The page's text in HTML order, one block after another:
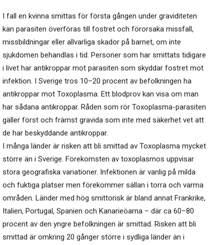
I fall en kvinna smittas för första gången under graviditeten
kan parasiten överföras till fostret och förorsaka missfall,
missbildningar eller allvarliga skador på barnet, om inte
sjukdomen behandlas i tid. Personer som har smittats tidigare
i livet har antikroppar mot parasiten som skyddar fostret mot
infektion. I Sverige tros 10–20 procent av befolkningen ha
antikroppar mot Toxoplasma. Ett blodprov kan visa om man
har sådana antikroppar. Råden som rör Toxoplasma-parasiten
gäller först och främst gravida som inte med säkerhet vet att
de har beskyddande antikroppar.
I många länder är risken att bli smittad av Toxoplasma mycket
större än i Sverige. Förekomsten av toxoplasmos uppvisar
stora geografiska variationer. Infektionen är vanlig på milda
och fuktiga platser men förekommer sällan i torra och varma
områden. Länder med hög smittorisk är bland annat Frankrike,
Italien, Portugal, Spanien och Kanarieöarna – där ca 60–80
procent av den yngre befolkningen är smittad. Risken att bli
smittad är omkring 20 gånger större i sydliga länder än i